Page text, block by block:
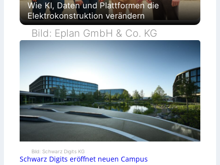
Wie KI, Daten und Plattformen die
Elektrokonstruktion verändern
Bild: Eplan GmbH & Co. KG
Bild: Schwarz Digits KG
Schwarz Digits eröffnet neuen Campus